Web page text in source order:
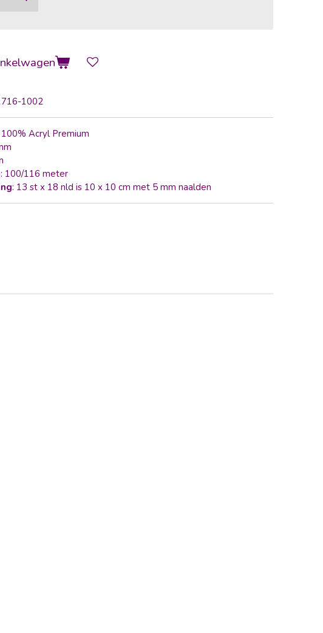
1002
100% Acryl Premium
: 100/116 meter
: 13 st x 18 nld is 10 x 10 cm met 5 mm naalden